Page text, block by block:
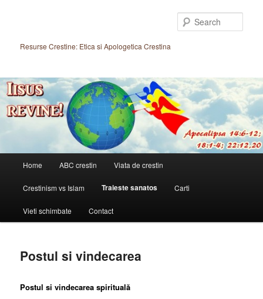
contentResurse Crestine: Etica si Apologetica Crestina
Home ABC crestin Viata de crestin
Crestinism vs Islam Traieste sanatos Carti
Vieti schimbate Contact
Postul si vindecarea
Postul si vindecarea spirituală